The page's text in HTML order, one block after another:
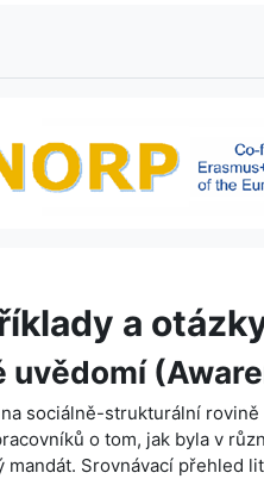
a
uvědomí
sociálně-strukturální
o tom, jak byla v
Srovnávací přehled